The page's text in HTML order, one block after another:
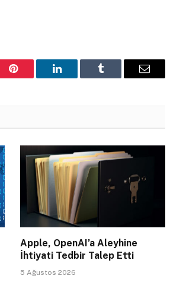
Pinterest LinkedIn Tumblr Email
Apple, OpenAI’a Aleyhine
İhtiyati Tedbir Talep Etti
5 Ağustos 2026